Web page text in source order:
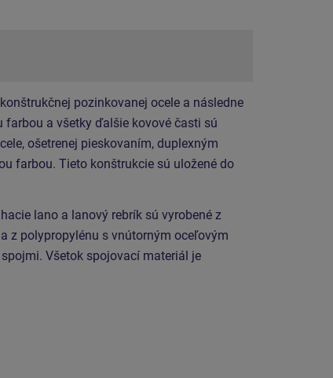
pozinkovanej ocele a následne
a všetky ďalšie kovové časti sú
ošetrenej pieskovaním, duplexným
farbou. Tieto konštrukcie sú uložené do
lano a lanový rebrík sú vyrobené z
z polypropylénu s vnútorným oceľovým
Všetok spojovací materiál je